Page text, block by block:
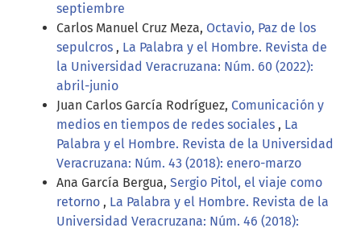
septiembre
Carlos Manuel Cruz Meza, Octavio, Paz de los
sepulcros , La Palabra y el Hombre. Revista de
la Universidad Veracruzana: Núm. 60 (2022):
abril-junio
Juan Carlos García Rodríguez, Comunicación y
medios en tiempos de redes sociales , La
Palabra y el Hombre. Revista de la Universidad
Veracruzana: Núm. 43 (2018): enero-marzo
Ana García Bergua, Sergio Pitol, el viaje como
retorno , La Palabra y el Hombre. Revista de la
Universidad Veracruzana: Núm. 46 (2018):